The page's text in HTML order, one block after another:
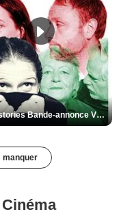
Home stories Bande-annonce VO STFR
manquer